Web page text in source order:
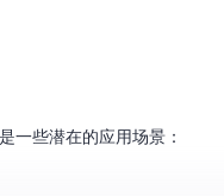
一些潜在的应用场景：